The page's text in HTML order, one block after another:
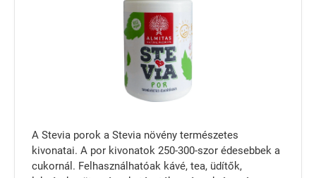
A Stevia porok a Stevia növény természetes
kivonatai. A por kivonatok 250-300-szor édesebbek a
cukornál. Felhasználhatóak kávé, tea, üdítők,